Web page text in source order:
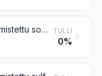
Puusta kemiallisesti valmistettu sooda- tai sulfaattisellu, muu kuin liukosellu TULLI
0%